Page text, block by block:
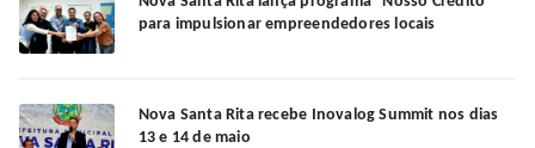
para impulsionar empreendedores locais
Nova Santa Rita recebe Inovalog Summit nos dias
13 e 14 de maio